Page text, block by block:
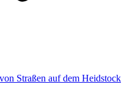
Straßen auf dem Heidstock